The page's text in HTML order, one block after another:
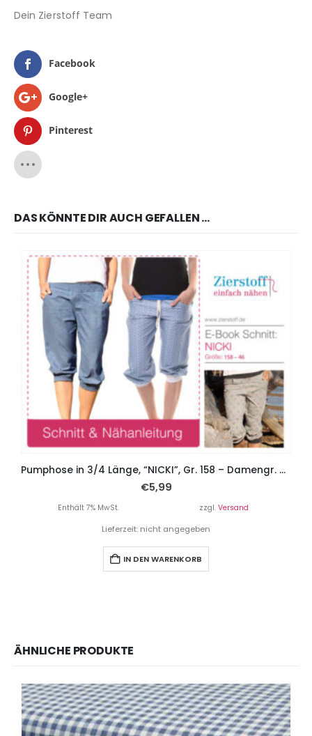
Dein Zierstoff Team
Facebook
Google+
Pinterest
DAS KÖNNTE DIR AUCH GEFALLEN …
Pumphose in 3/4 Länge, “NICKI”, Gr. 158 – Damengr. 46 – 2 Schnitte
€5,99
Enthält 7% MwSt. zzgl. Versand
Lieferzeit: nicht angegeben
IN DEN WARENKORB
ÄHNLICHE PRODUKTE